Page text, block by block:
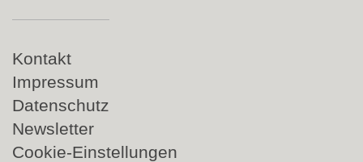
Navigation
überspringen
Kontakt
Impressum
Datenschutz
Newsletter
Cookie-Einstellungen